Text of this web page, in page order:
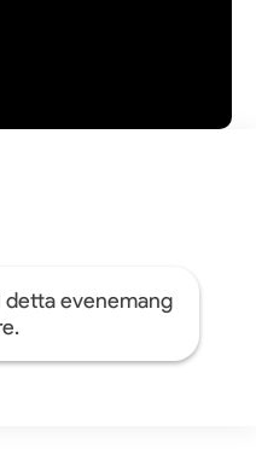
detta evenemang